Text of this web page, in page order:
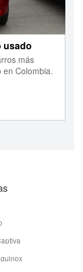
usado
más
Colombia.